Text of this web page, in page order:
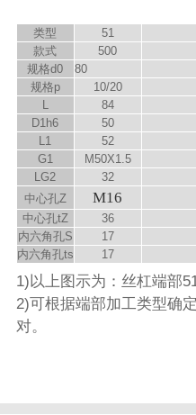
类型
51
款式
500
规格d0
80
规格p
10/20
L
84
D1h6
50
L1
52
G1
M50X1.5
LG2
32
中心孔Z
M16
中心孔tZ
36
内六角孔S
17
内六角孔ts 17
1)以上图示为：丝杠端部
2)可根据端部加工类型确
对。